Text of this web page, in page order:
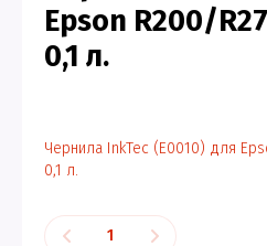
Epson R200/
0,1 л.
Чернила InkTec (E0010) для
0,1 л.